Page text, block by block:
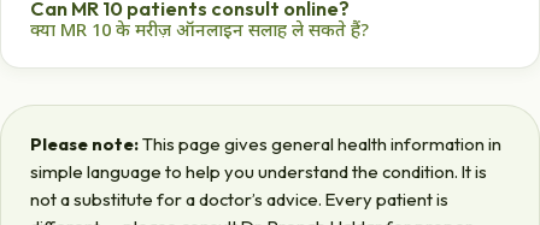
डॉ. हलदर पाइल्स केयर सेंटर, सपना संगीता रोड, इंदौर — पुरस्कृत
Can MR 10 patients consult online?
क्या MR 10 के मरीज़ ऑनलाइन सलाह ले सकते हैं?
delivery.
हाँ — ₹500 वीडियो सलाह और मुफ़्त दवा होम डिलीवरी।
Please note:This page gives general health information in
simple language to help you understand the condition. It is
not a substitute for a doctor’s advice. Every patient is